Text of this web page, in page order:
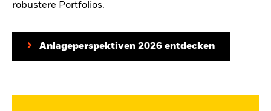
robustere Portfolios.
Anlageperspektiven 2026 entdecken